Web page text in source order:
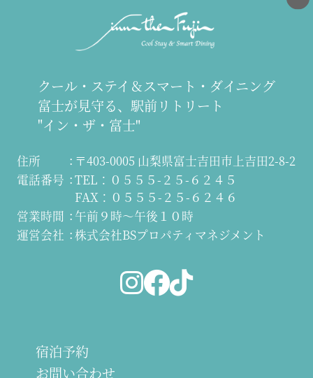
クール・ステイ＆スマート・ダイニング
富士が見守る、駅前リトリート
"イン・ザ・富士"
住所
〒403-0005 山梨県富士吉田市上吉田2-8-2
電話番号
TEL：０５５５-２５-６２４５
FAX：０５５５-２５-６２４６
営業時間
午前９時～午後１０時
運営会社
株式会社BSプロパティマネジメント
宿泊予約
お問い合わせ